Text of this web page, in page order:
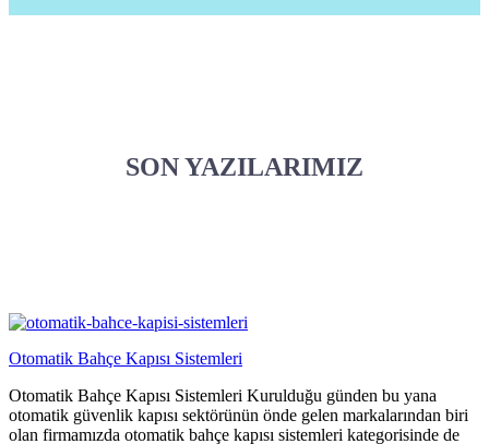
SON YAZILARIMIZ
Otomatik Bahçe Kapısı Sistemleri
Otomatik Bahçe Kapısı Sistemleri Kurulduğu günden bu yana
otomatik güvenlik kapısı sektörünün önde gelen markalarından biri
olan firmamızda otomatik bahçe kapısı sistemleri kategorisinde de